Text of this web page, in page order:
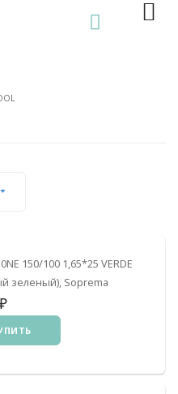
150/100 1,65*25 VERDE
зеленый), Soprema
₽